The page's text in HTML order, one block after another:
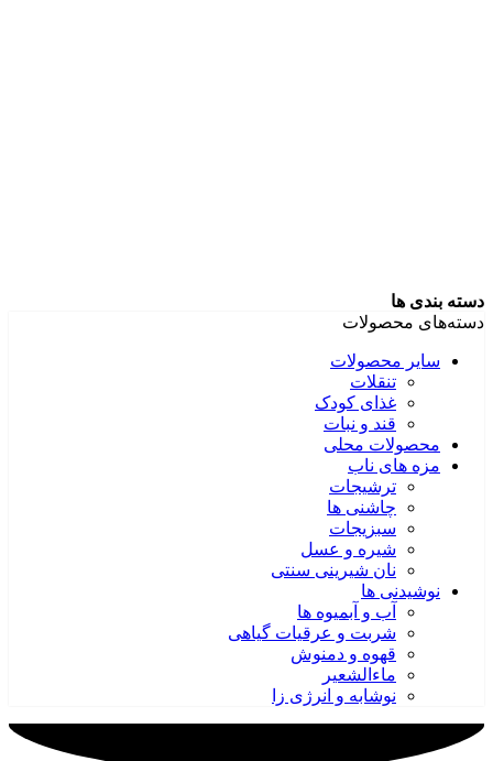
دسته بندی ها
دسته‌های محصولات
سایر محصولات
تنقلات
غذای کودک
قند و نبات
محصولات محلی
مزه های ناب
ترشیجات
چاشنی ها
سبزیجات
شیره و عسل
نان شیرینی سنتی
نوشیدنی ها
آب و آبمیوه ها
شربت و عرقیات گیاهی
قهوه و دمنوش
ماءالشعیر
نوشابه و انرژی زا